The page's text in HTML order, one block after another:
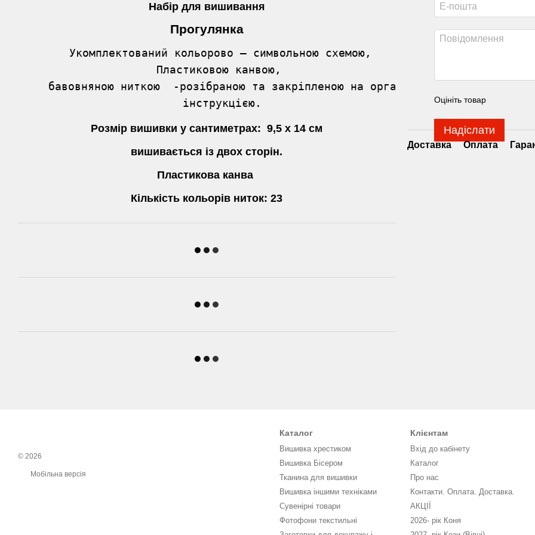
Набір для вишивання
Прогулянка
Укомплектований кольорово – символьною схемою,
Пластиковою канвою,
бавовняною ниткою  -розібраною та закріпленою на органайзері,
інструкцією.
Розмір вишивки у сантиметрах: 9,5 х 14 см
вишивається із двох сторін.
Пластикова канва
Кількість кольорів ниток: 23
Оцініть товар
Надіслати
Доставка Оплата
© 2026
Мобільна версія
Каталог
Вишивка хрестиком
Вишивка Бісером
Тканина для вишивки
Вишивка іншими техніками
Сувенірні товари
Фотофони текстильні
Клієнтам
Вхід до кабінету
Каталог
Про нас
Контакти. Оплата. Доставка.
АКЦІЇ
2026- рік Коня